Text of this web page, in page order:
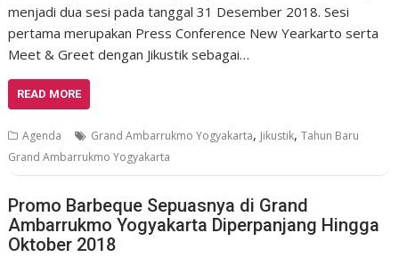
menjadi dua sesi pada tanggal 31 Desember 2018. Sesi
pertama merupakan Press Conference New Yearkarto serta
Meet & Greet dengan Jikustik sebagai…
READ MORE
Agenda Grand Ambarrukmo Yogyakarta, Jikustik,Tahun Baru
Grand Ambarrukmo Yogyakarta
Promo Barbeque Sepuasnya di Grand
Ambarrukmo Yogyakarta Diperpanjang Hingga
Oktober 2018